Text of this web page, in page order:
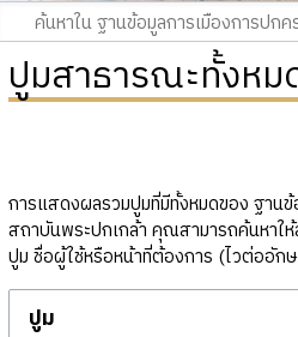
ปูมสาธารณะทั้งหม
การแสดงผลรวมปูมที่มีทั้งหมดของ ฐาน
สถาบันพระปกเกล้า คุณสามารถค้นหาให้
ปูม ชื่อผู้ใช้หรือหน้าที่ต้องการ (ไวต่ออัก
ปูม